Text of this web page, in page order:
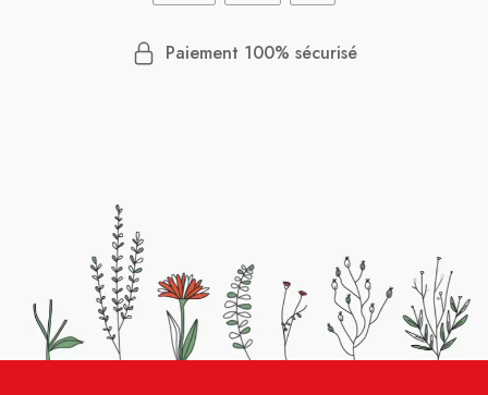
Paiement 100% sécurisé